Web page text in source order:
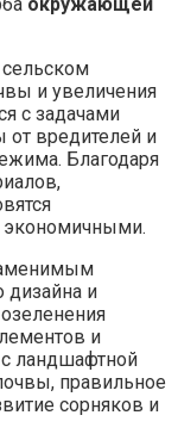
и увеличения
с задачами
от вредителей и
Благодаря
экономичными.
дизайна и
и
ландшафтной
правильное
сорняков и